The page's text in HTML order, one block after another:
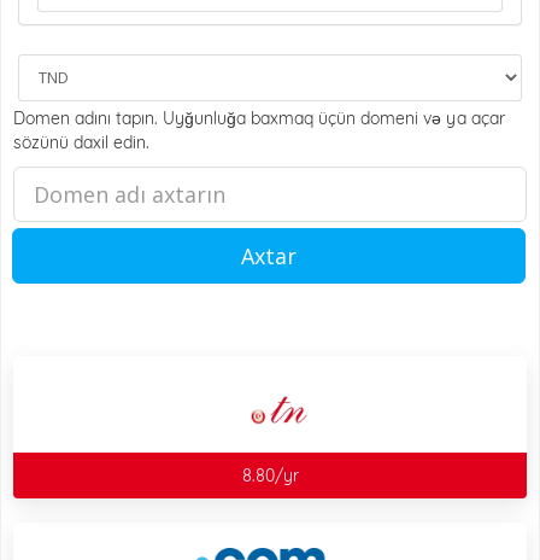
Domen adını tapın. Uyğunluğa baxmaq üçün domeni və ya açar
sözünü daxil edin.
Axtar
8.80/yr